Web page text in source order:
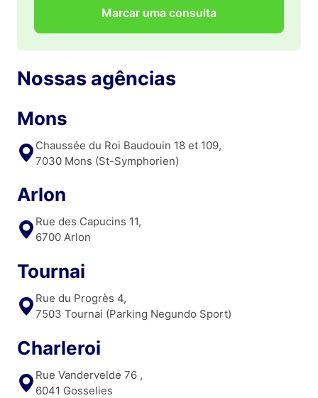
Marcar uma consulta
Nossas agências
Mons
Chaussée du Roi Baudouin 18 et 109,
7030 Mons (St-Symphorien)
Arlon
Rue des Capucins 11,
6700 Arlon
Tournai
Rue du Progrès 4,
7503 Tournai (Parking Negundo Sport)
Charleroi
Rue Vandervelde 76 ,
6041 Gosselies